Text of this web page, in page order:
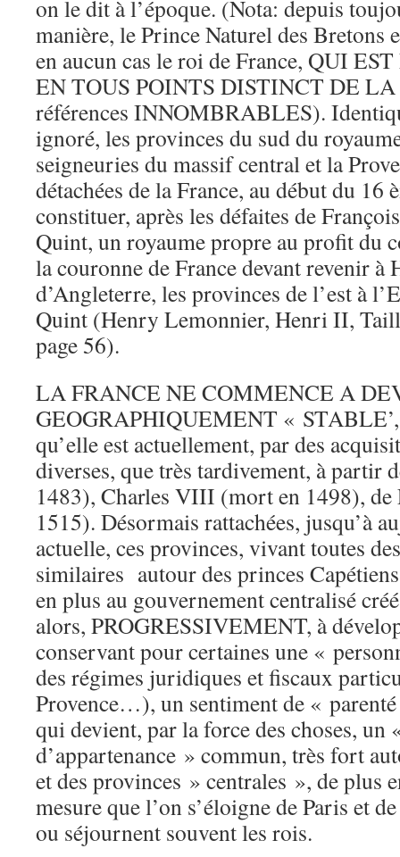
on le dit à l’époque. (Nota: depuis
manière, le Prince Naturel des Bretons
en aucun cas le roi de France, QUI
EN TOUS POINTS DISTINCT DE
références INNOMBRABLES).
ignoré, les provinces du sud du
seigneuries du massif central et la
détachées de la France, au début du 16
constituer, après les défaites de
Quint, un royaume propre au profit du
la couronne de France devant revenir
d’Angleterre, les provinces de l’est à
Quint (Henry Lemonnier, Henri II,
page 56).
LA FRANCE NE COMMENCE A
GEOGRAPHIQUEMENT « STABLE’,
qu’elle est actuellement, par des
diverses, que très tardivement, à partir
1483), Charles VIII (mort en 1498),
1515). Désormais rattachées, jusqu’à
actuelle, ces provinces, vivant toutes
similaires autour des princes
en plus au gouvernement centralisé
alors, PROGRESSIVEMENT, à
conservant pour certaines une «
des régimes juridiques et fiscaux
Provence…), un sentiment de «
qui devient, par la force des choses, un
d’appartenance » commun, très fort
et des provinces » centrales », de plus
mesure que l’on s’éloigne de Paris et
ou séjournent souvent les rois.